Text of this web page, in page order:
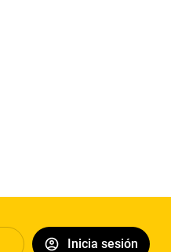
Inicia sesión